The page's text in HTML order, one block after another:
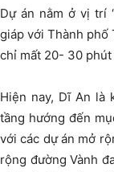
Dự án nằm ở vị trí
giáp với Thành phố
chỉ mất 20- 30 phút
Hiện nay, Dĩ An là
tầng hướng đến
với các dự án mở
rộng đường Vành